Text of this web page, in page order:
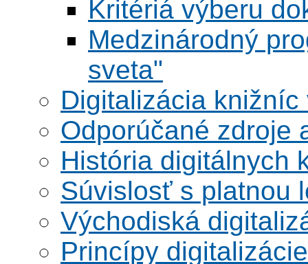
Kritériá výberu
Medzinárodný
sveta"
Digitalizácia knižníc
Odporúčané zdroje
História digitálnych
Súvislosť s platnou
Východiská
Princípy digitalizácie